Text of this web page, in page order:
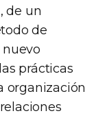
de un
de
prácticas
organización